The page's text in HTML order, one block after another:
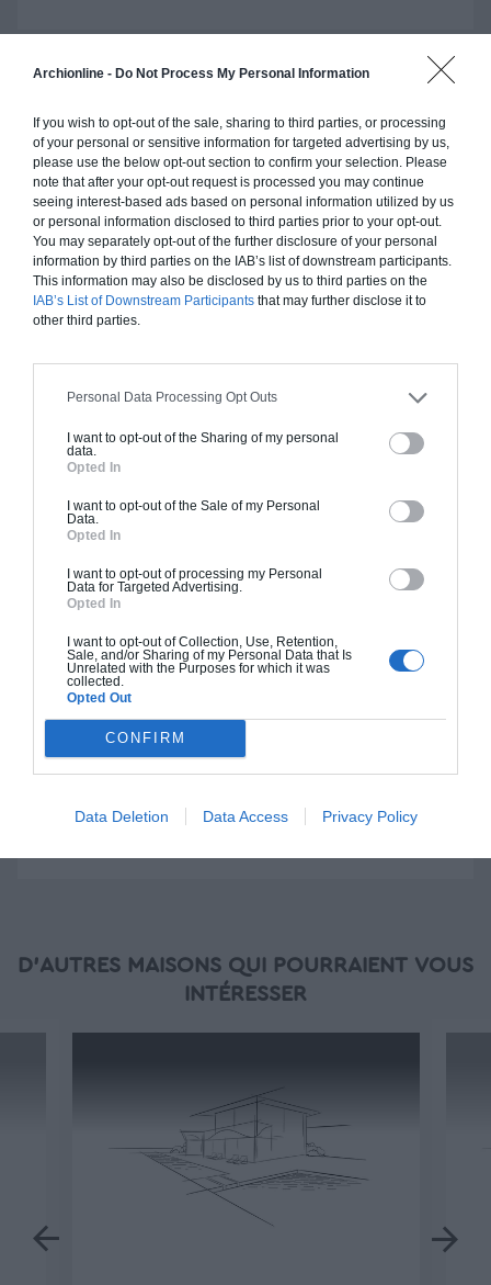
Archionline - Do Not Process My Personal Information
If you wish to opt-out of the sale, sharing to third parties, or processing
of your personal or sensitive information for targeted advertising by us,
please use the below opt-out section to confirm your selection. Please
note that after your opt-out request is processed you may continue
seeing interest-based ads based on personal information utilized by us
or personal information disclosed to third parties prior to your opt-out.
You may separately opt-out of the further disclosure of your personal
information by third parties on the IAB’s list of downstream participants.
This information may also be disclosed by us to third parties on the
IAB’s List of Downstream Participants that may further disclose it to
other third parties.
Personal Data Processing Opt Outs
I want to opt-out of the Sharing of my personal
data.
Opted In
I want to opt-out of the Sale of my Personal
Data.
Opted In
I want to opt-out of processing my Personal
Data for Targeted Advertising.
Opted In
I want to opt-out of Collection, Use, Retention,
Sale, and/or Sharing of my Personal Data that Is
Unrelated with the Purposes for which it was
collected.
Opted Out
CONFIRM
Data Deletion Data Access Privacy Policy
Chiffrage estimatif pour : Fondations et normes
standards. Construction en ossature bois isolé.
Finitions haut de gamme. Le prix "clé en main"
inclut le gros oeuvre et le second oeuvre (cuisine,
peinture, sols...), mais exclut piscine, jardin et
clôture.
À partir de
180 000€ TTC
Je la veux !
standards. Construction en bloc coffrant isolant
(RT 2020). Finitions haut de gamme. Le prix "clé
en main" inclut le gros oeuvre et le second
oeuvre (cuisine, peinture, sols...), mais exclut
À partir de
203 000€ TTC
Je la veux !
D'AUTRES MAISONS QUI POURRAIENT VOUS
INTÉRESSER